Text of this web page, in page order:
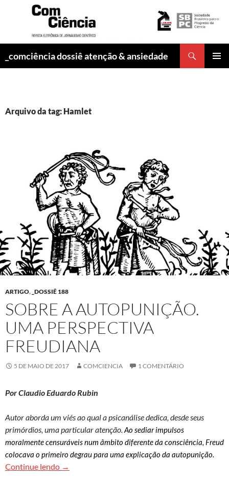
_comciência dossiê atenção & ansiedade
Arquivo da tag: Hamlet
ARTIGO, _DOSSIÊ 188
SOBRE A AUTOPUNIÇÃO.
UMA PERSPECTIVA
FREUDIANA
5 DE MAIO DE 2017 COMCIENCIA 1 COMENTÁRIO
Por Claudio Eduardo Rubin
Autor aborda um viés ao qual a psicanálise dedica, desde seus
primórdios, uma particular atenção.Ao sediar impulsos
moralmente censuráveis num âmbito diferente da consciência, Freud
colocava o primeiro degrau para uma explicação da autopunição.
Continue lendo Sobre a autopunição. Uma perspectiva
→